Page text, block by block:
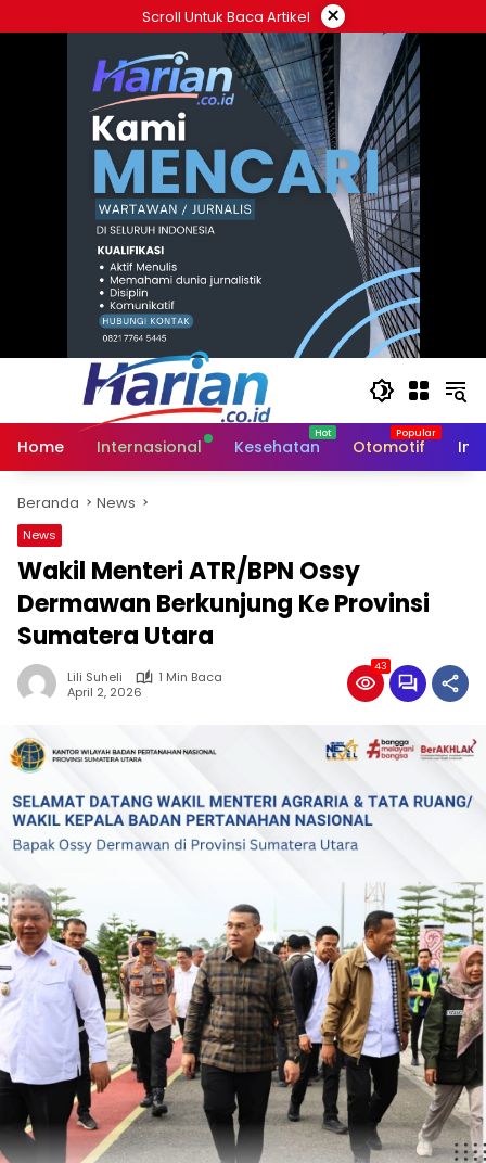
ke
Scroll Untuk Baca Artikel ×
Home Internasional Kesehatan Otomotif
Beranda News
News
Wakil Menteri ATR/BPN Ossy
Dermawan Berkunjung Ke Provinsi
Sumatera Utara
Lili Suheli
1 Min Baca
April 2, 2026
43